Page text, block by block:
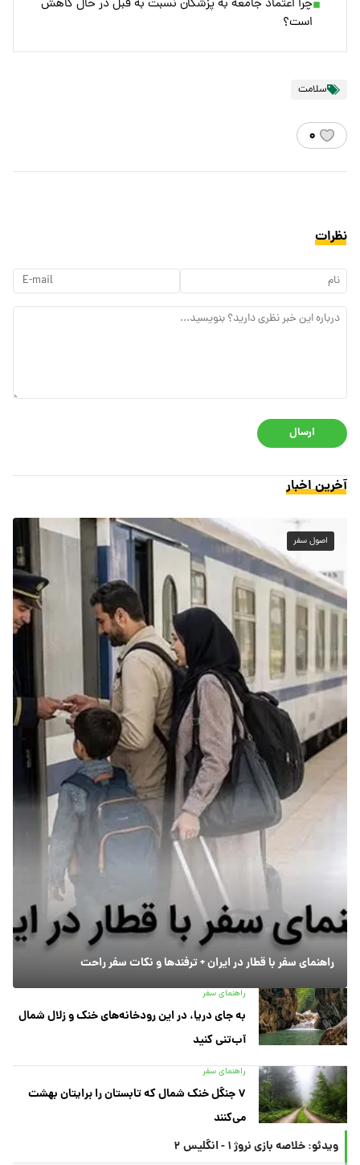
چرا اعتماد جامعه به پزشکان نسبت به قبل در حال کاهش
است؟
سلامت
۰
نظرات
ارسال
آخرین اخبار
اصول سفر
راهنمای سفر با قطار در ایران + ترفندها و نکات سفر راحت
راهنمای سفر
به جای دریا، در این رودخانه‌های خنک و زلال شمال
آب‌تنی کنید
راهنمای سفر
۷ جنگل خنک شمال که تابستان را برایتان بهشت
می‌کنند
ویدئو: خلاصه بازی نروژ ۱ - انگلیس ۲